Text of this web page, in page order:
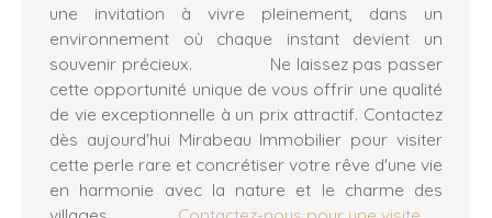
une invitation à vivre pleinement, dans un
environnement où chaque instant devient un
souvenir précieux. Ne laissez pas passer
cette opportunité unique de vous offrir une qualité
de vie exceptionnelle à un prix attractif. Contactez
dès aujourd'hui Mirabeau Immobilier pour visiter
cette perle rare et concrétiser votre rêve d'une vie
en harmonie avec la nature et le charme des